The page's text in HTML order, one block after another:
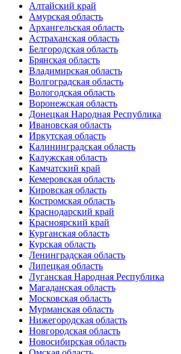
Алтайский край
Амурская область
Архангельская область
Астраханская область
Белгородская область
Брянская область
Владимирская область
Волгоградская область
Вологодская область
Воронежская область
Донецкая Народная Республика
Ивановская область
Иркутская область
Калининградская область
Калужская область
Камчатский край
Кемеровская область
Кировская область
Костромская область
Краснодарский край
Красноярский край
Курганская область
Курская область
Ленинградская область
Липецкая область
Луганская Народная Республика
Магаданская область
Московская область
Мурманская область
Нижегородская область
Новгородская область
Новосибирская область